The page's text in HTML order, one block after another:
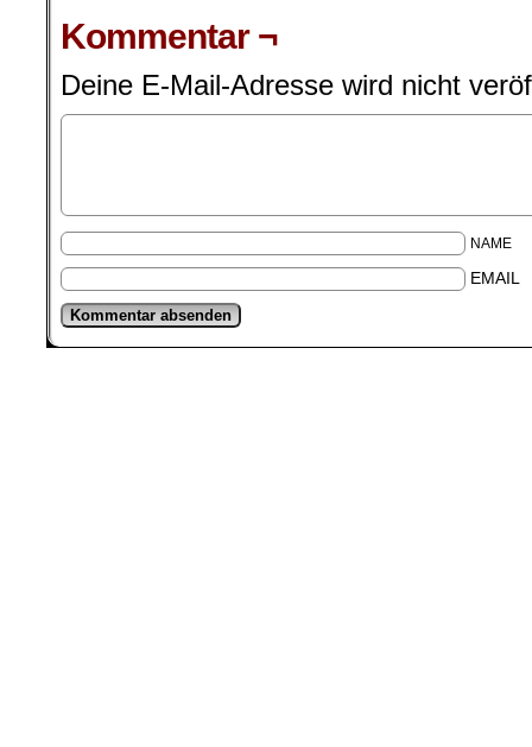
Kommentar ¬
Deine E-Mail-Adresse wird nicht
NAME
EMAIL